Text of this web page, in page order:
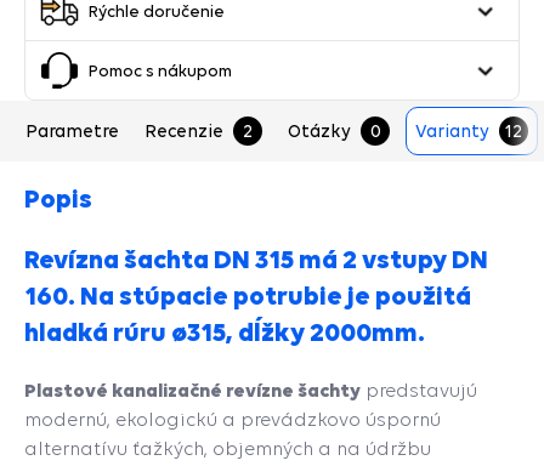
Rýchle doručenie
Pomoc s nákupom
Parametre Recenzie 2 Otázky 0 Varianty 12
Popis
Revízna šachta DN 315 má 2 vstupy DN
160. Na stúpacie potrubie je použitá
hladká rúru ø315, dĺžky 2000mm.
Plastové kanalizačné revízne šachty predstavujú
modernú, ekologickú a prevádzkovo úspornú
alternatívu ťažkých, objemných a na údržbu